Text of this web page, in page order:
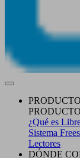
¿Qué es
Sistema
Lectores
DÓNDE